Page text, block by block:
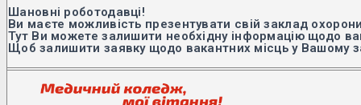
Шановні роботодавці!
Ви маєте можливість презентувати свій заклад
Тут Ви можете залишити необхідну інформацію щодо
Щоб залишити заявку щодо вакантних місць у Вашому